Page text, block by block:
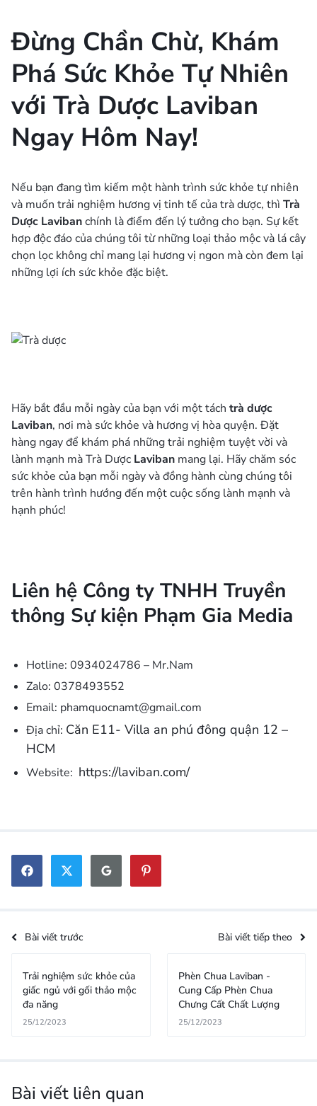
Đừng Chần Chừ, Khám
Phá Sức Khỏe Tự Nhiên
với Trà Dược Laviban
Ngay Hôm Nay!
Nếu bạn đang tìm kiếm một hành trình sức khỏe tự nhiên
và muốn trải nghiệm hương vị tinh tế của trà dược, thì Trà
Dược Lavibanchính là điểm đến lý tưởng cho bạn. Sự kết
hợp độc đáo của chúng tôi từ những loại thảo mộc và lá cây
chọn lọc không chỉ mang lại hương vị ngon mà còn đem lại
những lợi ích sức khỏe đặc biệt.
Hãy bắt đầu mỗi ngày của bạn với một tách trà dược
Laviban, nơi mà sức khỏe và hương vị hòa quyện. Đặt
hàng ngay để khám phá những trải nghiệm tuyệt vời và
lành mạnh mà Trà Dược Laviban mang lại. Hãy chăm sóc
sức khỏe của bạn mỗi ngày và đồng hành cùng chúng tôi
trên hành trình hướng đến một cuộc sống lành mạnh và
hạnh phúc!
Liên hệ Công ty TNHH Truyền
thông Sự kiện Phạm Gia Media
Hotline: 0934024786 – Mr.Nam
Zalo: 0378493552
Email: phamquocnamt@gmail.com
Địa chỉ: Căn E11- Villa an phú đông quận 12 –
HCM
Website: https://laviban.com/
Bài viết trước Bài viết tiếp theo
Trải nghiệm sức khỏe của
giấc ngủ với gối thảo mộc
đa năng
25/12/2023
Phèn Chua Laviban -
Cung Cấp Phèn Chua
Chưng Cất Chất Lượng
25/12/2023
Bài viết liên quan